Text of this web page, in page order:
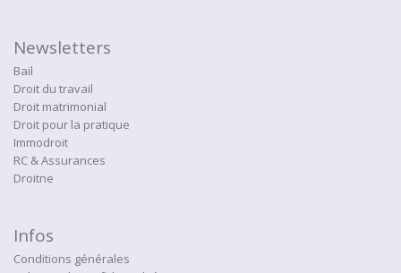
Newsletters
Bail
Droit du travail
Droit matrimonial
Droit pour la pratique
Immodroit
RC & Assurances
Droitne
Infos
Conditions générales